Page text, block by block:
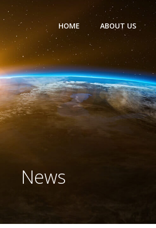
HOME ABOUT US
News